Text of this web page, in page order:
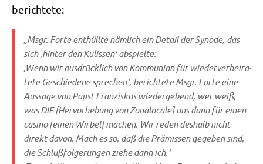
berichtete:
„Msgr. For­te ent­hüll­te näm­lich ein Detail der Syn­ode, das
sich ‚hin­ter den Kulis­sen‘ abspielte:
‚Wenn wir aus­drück­lich von Kom­mu­ni­on für wie­der­ver­hei­ra­
te­te Geschie­de­ne spre­chen‘, berich­te­te Msgr. For­te eine
Aus­sa­ge von Papst Fran­zis­kus wie­der­ge­bend, wer weiß,
wasDIE[Her­vor­he­bung vonZona­lo­ca­le] uns dann für einen
casi­no [einen Wir­bel] machen. Wir reden des­halb nicht
direkt davon. Mach es so, daß die Prä­mis­sen gege­ben sind,
die Schluß­fol­ge­run­gen zie­he dann ich.‘